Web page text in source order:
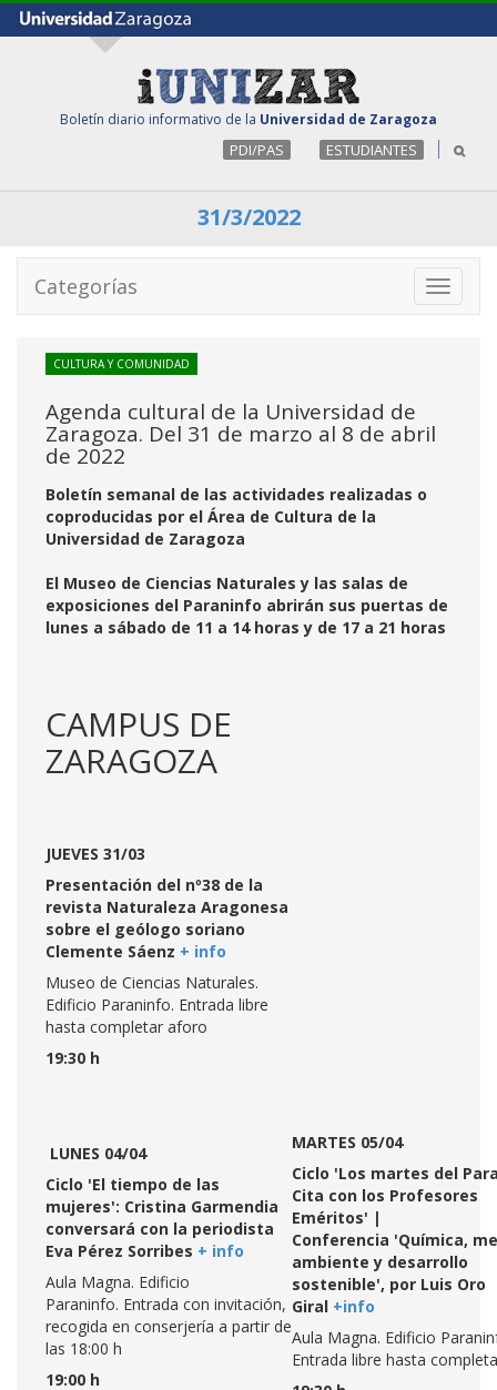
Boletín diario informativo de la Universidad de Zaragoza
PDI/PAS ESTUDIANTES
31/3/2022
Toggle
Categorías
CULTURA Y COMUNIDAD
Agenda cultural de la Universidad de
Zaragoza. Del 31 de marzo al 8 de abril
de 2022
Boletín semanal de las actividades realizadas o
coproducidas por el Área de Cultura de la
Universidad de Zaragoza
El Museo de Ciencias Naturales y las salas de
exposiciones del Paraninfo abrirán sus puertas de
lunes a sábado de 11 a 14 horas y de 17 a 21 horas
CAMPUS DE
ZARAGOZA
JUEVES 31/03
Presentación del nº38 de la
revista Naturaleza Aragonesa
sobre el geólogo soriano
Clemente Sáenz + info
Museo de Ciencias Naturales.
Edificio Paraninfo. Entrada libre
hasta completar aforo
19:30 h
LUNES 04/04
Ciclo 'El tiempo de las
mujeres': Cristina Garmendia
conversará con la periodista
Eva Pérez Sorribes + info
Aula Magna. Edificio
Paraninfo. Entrada con invitación,
recogida en conserjería a partir de
las 18:00 h
19:00 h
MARTES 05/04
Ciclo 'Los martes del
Cita con los Profesores
Eméritos' |
Conferencia 'Química,
ambiente y desarrollo
sostenible', por Luis Oro
Giral +info
Aula Magna. Edificio
Entrada libre hasta